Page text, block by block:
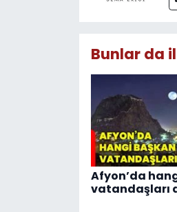
Bunlar da
Afyon’da
vatandaşları